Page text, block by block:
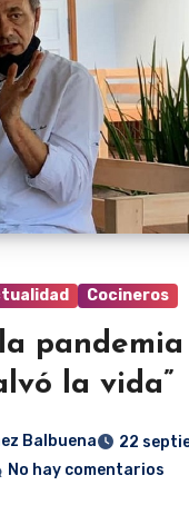
Cocineros
la
la vida”
Balbuena
22
No hay comentarios